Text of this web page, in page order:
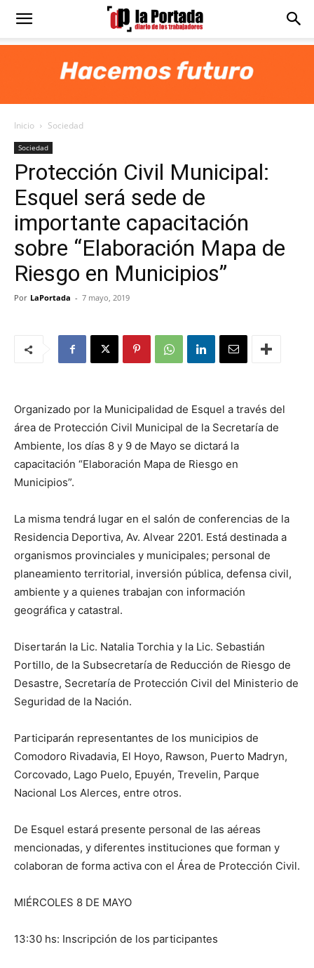
Diario
Portada
Inicio Sociedad
Sociedad
Protección Civil Municipal:
Esquel será sede de
importante capacitación
sobre “Elaboración Mapa de
Riesgo en Municipios”
Por LaPortada - 7 mayo, 2019
Organizado por la Municipalidad de Esquel a través del
área de Protección Civil Municipal de la Secretaría de
Ambiente, los días 8 y 9 de Mayo se dictará la
capacitación “Elaboración Mapa de Riesgo en
Municipios”.
La misma tendrá lugar en el salón de conferencias de la
Residencia Deportiva, Av. Alvear 2201. Está destinada a
organismos provinciales y municipales; personal de
planeamiento territorial, inversión pública, defensa civil,
ambiente y a quienes trabajan con información
geográfica y catastral.
Disertarán la Lic. Natalia Torchia y la Lic. Sebastián
Portillo, de la Subsecretaría de Reducción de Riesgo de
Desastre, Secretaría de Protección Civil del Ministerio de
Seguridad de la Nación.
Participarán representantes de los municipios de
Comodoro Rivadavia, El Hoyo, Rawson, Puerto Madryn,
Corcovado, Lago Puelo, Epuyén, Trevelin, Parque
Nacional Los Alerces, entre otros.
De Esquel estará presente personal de las aéreas
mencionadas, y diferentes instituciones que forman y
colaboran de forma activa con el Área de Protección Civil.
MIÉRCOLES 8 DE MAYO
13:30 hs: Inscripción de los participantes